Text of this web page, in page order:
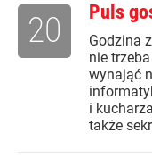
Puls
Godzina
nie
wynająć
i
także
20